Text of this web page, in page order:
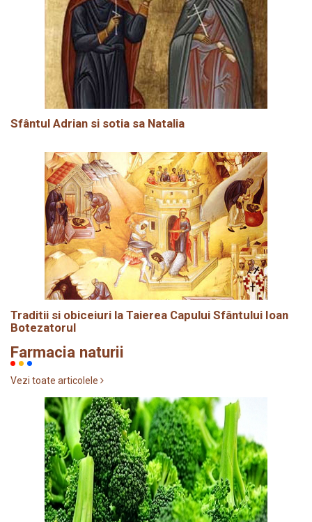
Sfântul Adrian si sotia sa Natalia
Traditii si obiceiuri la Taierea Capului Sfântului Ioan
Botezatorul
Farmacia naturii
Vezi toate articolele